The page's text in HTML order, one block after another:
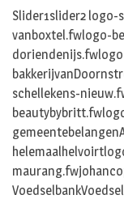
Slider1slider2
vanboxtel.fwlogo-
schellekens-